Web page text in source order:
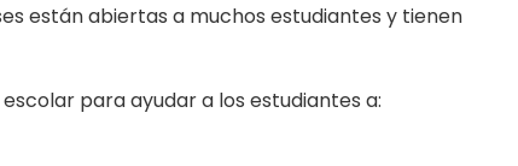
están abiertas a muchos estudiantes y tienen
para ayudar a los estudiantes a: